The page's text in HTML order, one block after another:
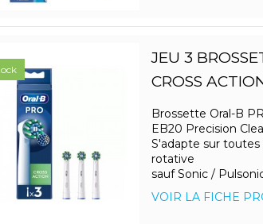
JEU 3
CROSS
Brossette Oral-B
EB20 Precision
S'adapte sur toutes
rotative
sauf Sonic /
VOIR LA FICHE